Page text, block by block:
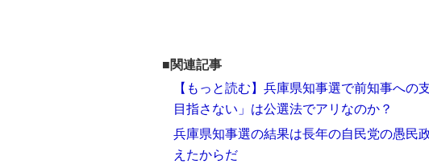
■関連記事
【もっと読む】兵庫県知事選で前知事へ
目指さない」は公選法でアリなのか？
兵庫県知事選の結果は長年の自民党の愚民
えたからだ